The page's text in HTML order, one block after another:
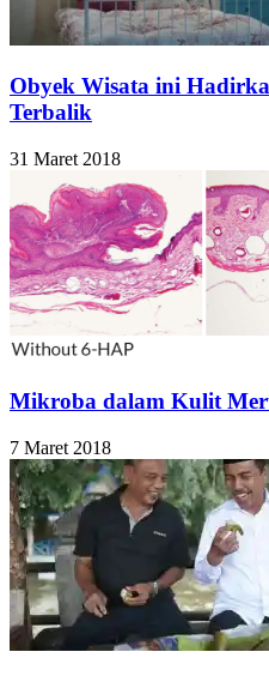
Obyek Wisata ini
Terbalik
31 Maret 2018
Mikroba dalam Kulit
7 Maret 2018